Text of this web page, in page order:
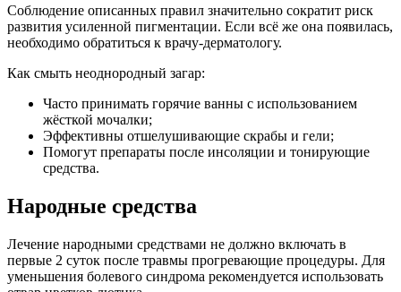
Соблюдение описанных правил значительно сократит риск
развития усиленной пигментации. Если всё же она появилась,
необходимо обратиться к врачу-дерматологу.
Как смыть неоднородный загар:
Часто принимать горячие ванны с использованием
жёсткой мочалки;
Эффективны отшелушивающие скрабы и гели;
Помогут препараты после инсоляции и тонирующие
средства.
Народные средства
Лечение народными средствами не должно включать в
первые 2 суток после травмы прогревающие процедуры. Для
уменьшения болевого синдрома рекомендуется использовать